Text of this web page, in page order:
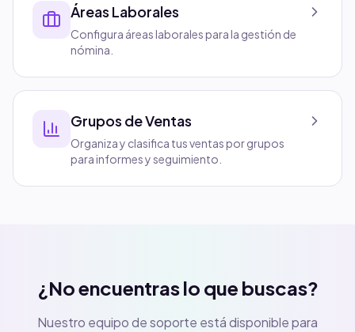
Áreas Laborales
Configura áreas laborales para la gestión de
nómina.
Grupos de Ventas
Organiza y clasifica tus ventas por grupos
para informes y seguimiento.
¿No encuentras lo que buscas?
Nuestro equipo de soporte está disponible para